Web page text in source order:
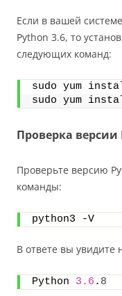
Если в вашей
Python 3.6, то
следующих команд:
sudo yum
sudo yum
Проверка версии
Проверьте версию
команды:
python3 -V﻿
В ответе вы
Python 3.6 . 8